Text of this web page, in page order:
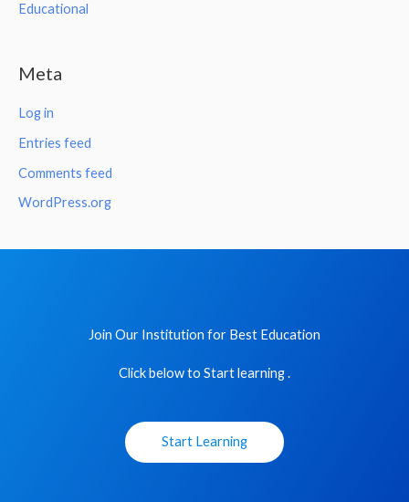
Educational
Meta
Log in
Entries feed
Comments feed
WordPress.org
Join Our Institution for Best Education
Click below to Start learning .
Start Learning